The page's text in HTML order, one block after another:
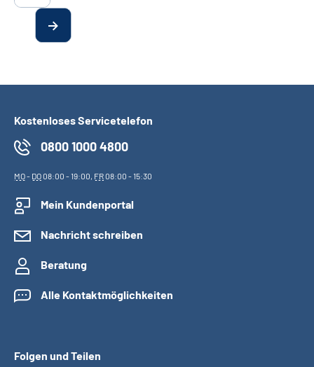
Kostenloses Servicetelefon
0800 1000 4800
MO- DO08:00 - 19:00, FR08:00 - 15:30
Mein Kundenportal
Nachricht schreiben
Beratung
Alle Kontaktmöglichkeiten
Folgen und Teilen